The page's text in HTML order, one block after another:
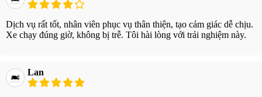
Dịch vụ rất tốt, nhân viên phục vụ thân thiện, tạo cảm giác dễ chịu.
Xe chạy đúng giờ, không bị trễ. Tôi hài lòng với trải nghiệm này.
Lan